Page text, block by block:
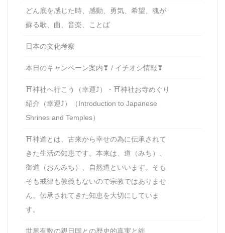
どん底を感じた時、感動、勇気、希望、魂が
蘇る歌、曲、音楽、ことば
日本の文化考察
本日のキャンペーン案内❣ / イチオシ情報❣
⛩神社へ行こう（幸運⤴）・⛩神社お寺めぐり
紹介（幸運⤴）（Introduction to Japanese
Shrines and Temples）
⛩神道とは、古来から幸せの為に伝承されて
きた生活の知恵です。本来は、道（みち）、
御道（おんみち）、自然道といいます。そも
そも戒律も教義もないので宗教ではありませ
ん。伝承されてきた知恵を大切にしていま
す。
世界有数の親日国との歴史的真実と絆